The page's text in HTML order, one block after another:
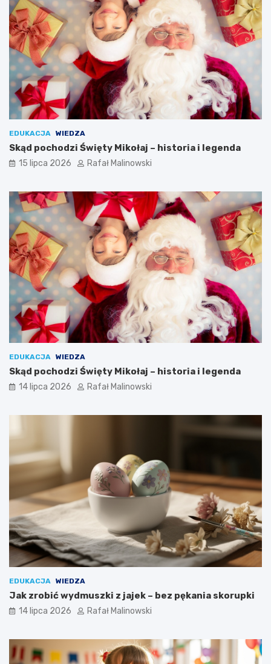
EDUKACJA WIEDZA
Skąd pochodzi Święty Mikołaj – historia i legenda
15 lipca 2026 Rafał Malinowski
EDUKACJA WIEDZA
Skąd pochodzi Święty Mikołaj – historia i legenda
14 lipca 2026 Rafał Malinowski
EDUKACJA WIEDZA
Jak zrobić wydmuszki z jajek – bez pękania skorupki
14 lipca 2026 Rafał Malinowski